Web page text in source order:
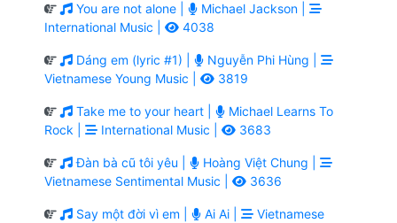
You are not alone |
Michael Jackson |
International Music |
4038
Dáng em (lyric #1) |
Nguyễn Phi Hùng |
Vietnamese Young Music |
3819
Take me to your heart |
Michael Learns To
Rock |
International Music | 3683
Đàn bà cũ tôi yêu |
Hoàng Việt Chung |
Vietnamese Sentimental Music |
3636
Say một đời vì em | Ai Ai |
Vietnamese